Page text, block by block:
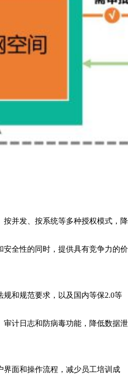
按并发、按系统等多种授权模式，降
安全性的同时，提供具有竞争力的价
和规范要求，以及国内等保2.0等
审计日志和防病毒功能，降低数据泄
界面和操作流程，减少员工培训成